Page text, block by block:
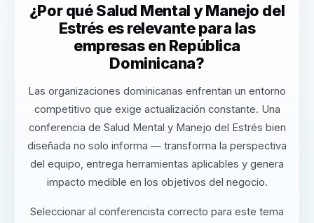
¿Por qué Salud Mental y Manejo del
Estrés es relevante para las
empresas en República
Dominicana?
Las organizaciones dominicanas enfrentan un entorno
competitivo que exige actualización constante. Una
conferencia de Salud Mental y Manejo del Estrés bien
diseñada no solo informa — transforma la perspectiva
del equipo, entrega herramientas aplicables y genera
impacto medible en los objetivos del negocio.
Seleccionar al conferencista correcto para este tema